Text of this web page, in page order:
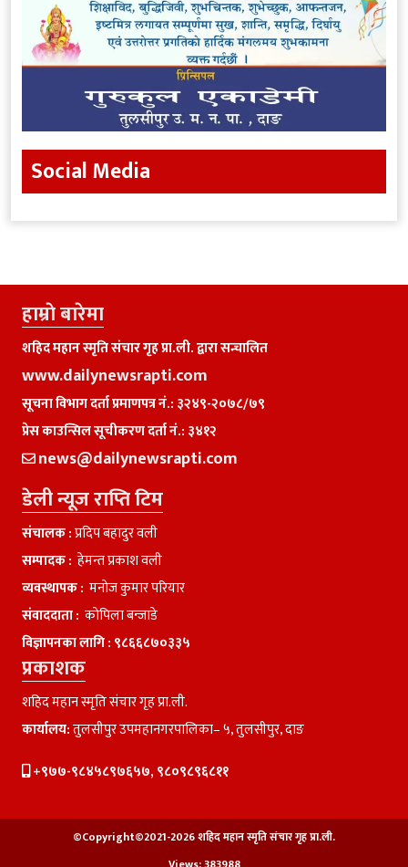
Social Media
हाम्राे बारेमा
शहिद महान स्मृति संचार गृह प्रा.ली. द्वारा सन्चालित
www.dailynewsrapti.com
सूचना विभाग दर्ता प्रमाणपत्र नं.: ३२४९-२०७८/७९
प्रेस काउन्सिल सूचीकरण दर्ता नं.: ३४१२
news@dailynewsrapti.com
डेली न्यूज राप्ति टिम
संचालक :प्रदिप बहादुर वली
सम्पादक : हेमन्त प्रकाश वली
व्यवस्थापक : मनाेज कुमार परियार
संवाददाता : काेपिला बन्जाडे
विज्ञापनका लागि : ९८६६८७०३३५
प्रकाशक
शहिद महान स्मृति संचार गृह प्रा.ली.
कार्यालय:तुलसीपुर उपमहानगरपालिका– ५, तुलसीपुर, दाङ
+९७७-९८४५८९७६५७, ९८०९८९६८११
©Copyright©2021-2026 शहिद महान स्मृति संचार गृह प्रा.ली.